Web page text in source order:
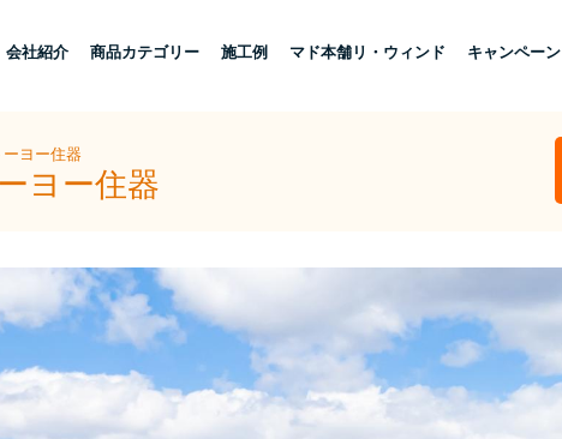
会社紹介 商品カテゴリー 施工例 マド本舗リ・ウィンド キャンペーン
ヨー住器
ヨー住器